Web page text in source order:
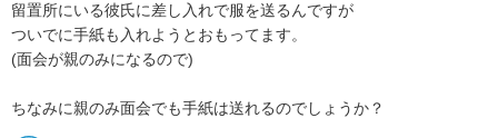
留置所にいる彼氏に差し入れで服を送るんですが
ついでに手紙も入れようとおもってます。
(面会が親のみになるので)
ちなみに親のみ面会でも手紙は送れるのでしょうか？